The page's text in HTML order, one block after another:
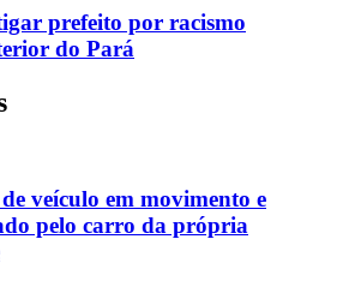
prefeito por racismo
do Pará
veículo em movimento e
pelo carro da própria